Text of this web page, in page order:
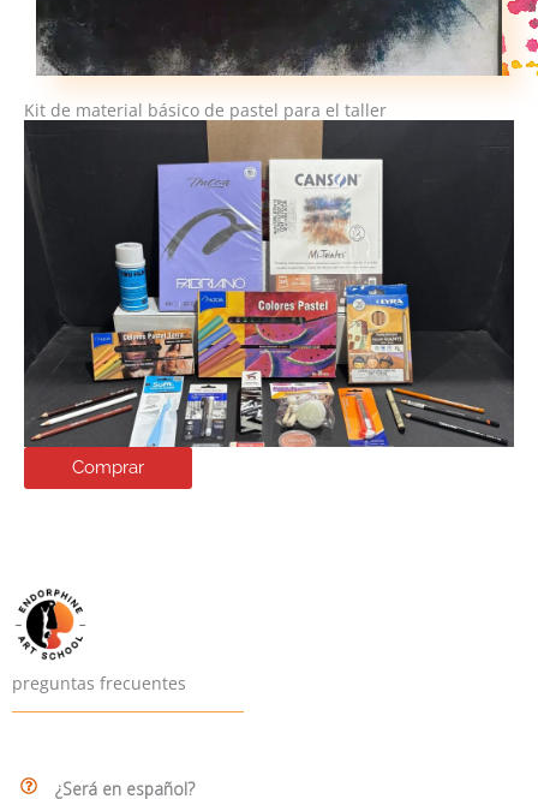
Kit de material básico de pastel para el taller
Comprar
preguntas frecuentes
¿Será en español?